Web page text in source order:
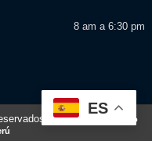
8 am a 6:30 pm
Desarrollado por: Seo
ES